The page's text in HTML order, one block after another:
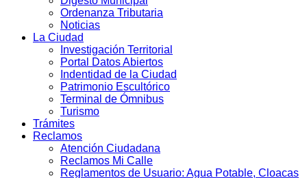
Ordenanza Tributaria
Noticias
La Ciudad
Investigación Territorial
Portal Datos Abiertos
Indentidad de la Ciudad
Patrimonio Escultórico
Terminal de Ómnibus
Turismo
Trámites
Reclamos
Atención Ciudadana
Reclamos Mi Calle
Reglamentos de Usuario: Agua Potable, Cloacas